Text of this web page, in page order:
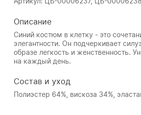
Описание
Синий костюм в клетку - это
элегантности. Он подчеркивает
образе легкость и женственность.
на каждый день.
Состав и уход
Полиэстер 64%, вискоза 34%,